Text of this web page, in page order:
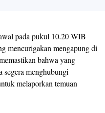
pada pukul 10.20 WIB
mencurigakan mengapung di
bahwa yang
segera menghubungi
melaporkan temuan